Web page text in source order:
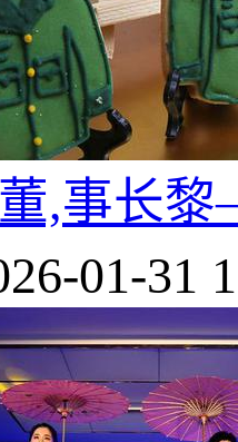
,事长
01-31